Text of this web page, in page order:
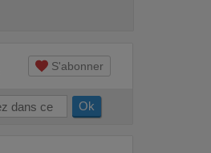
S'abonner